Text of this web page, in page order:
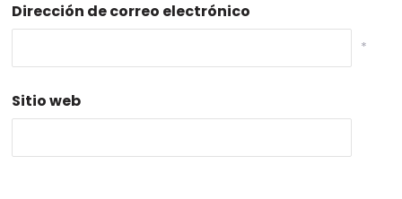
Dirección de correo electrónico
*
Sitio web